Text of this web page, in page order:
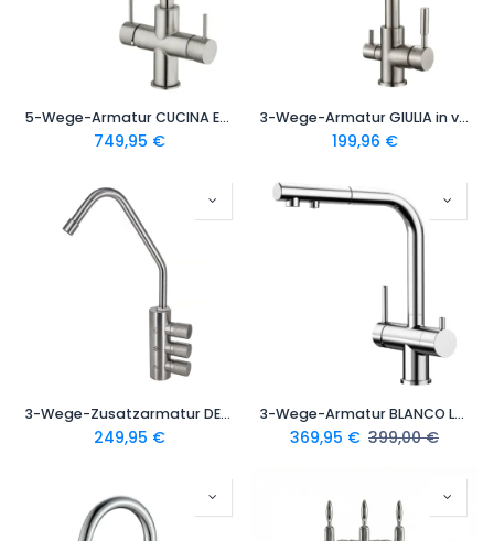
5-Wege-Armatur CUCINA ESTETICA U-Auslauf in Edelstahl massiv
749,95 €
3-Wege-Armatur GIULIA in verschiedenen Ausführungen - Wasserhahn aus massivem 304 Edelstahl oder Messing verchromt, 360° drehbar
199,96 €
3-Wege-Zusatzarmatur DELTA INOX in Edelstahl Massiv - Sodaarmatur geeignet für Sprudelwasser
249,95 €
3-Wege-Armatur BLANCO L-Auslauf - mit ausziehbarer Brause
369,95 € 399,00€